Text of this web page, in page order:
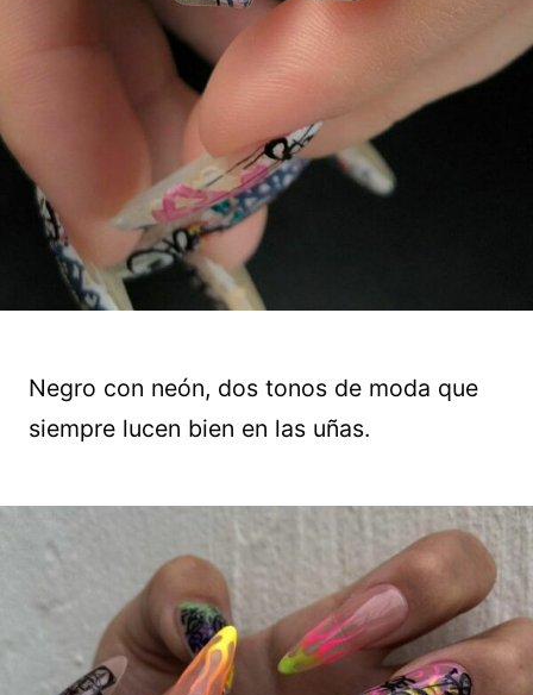
Negro con neón, dos tonos de moda que
siempre lucen bien en las uñas.